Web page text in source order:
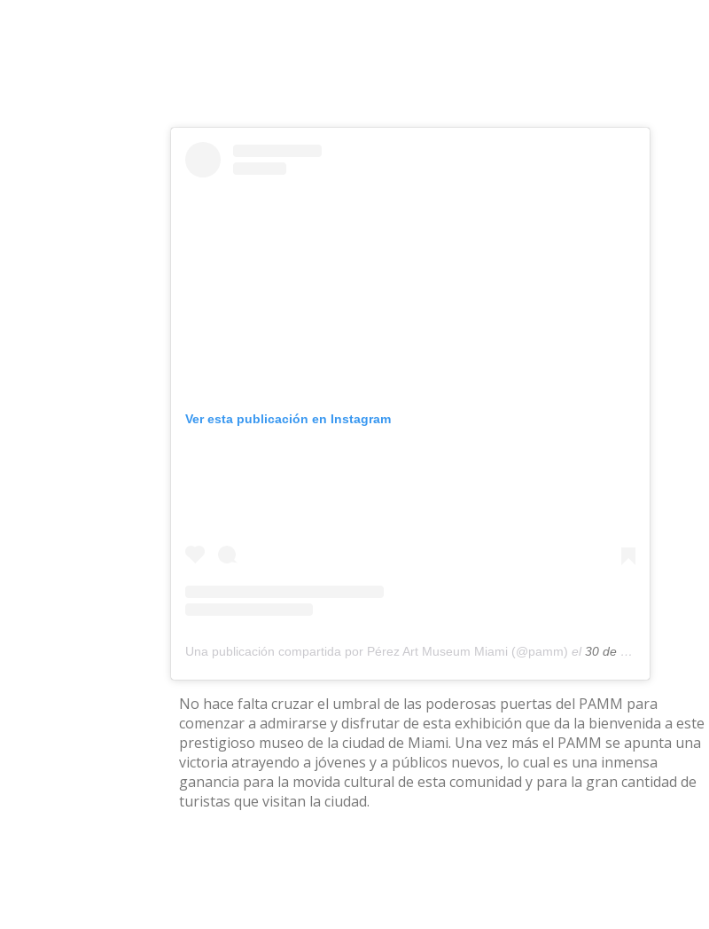
Ver esta publicación en Instagram
Una publicación compartida por Pérez Art Museum Miami (@pamm) el 30 de Sep de 2019 a las 12:49 PDT
No hace falta cruzar el umbral de las poderosas puertas del PAMM para
comenzar a admirarse y disfrutar de esta exhibición que da la bienvenida a este
prestigioso museo de la ciudad de Miami. Una vez más el PAMM se apunta una
victoria atrayendo a jóvenes y a públicos nuevos, lo cual es una inmensa
ganancia para la movida cultural de esta comunidad y para la gran cantidad de
turistas que visitan la ciudad.